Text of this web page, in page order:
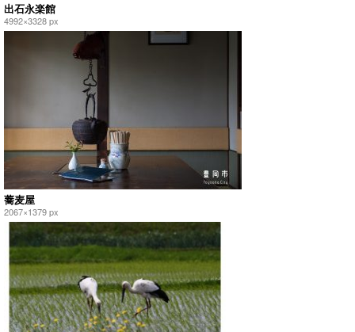
出石永楽館
4992×3328 px
蕎麦屋
2067×1379 px